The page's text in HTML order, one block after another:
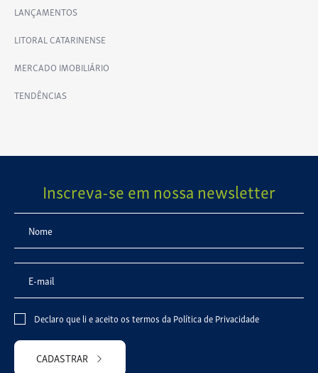
LANÇAMENTOS
LITORAL CATARINENSE
MERCADO IMOBILIÁRIO
TENDÊNCIAS
Inscreva-se em nossa newsletter
Declaro que li e aceito os termos da Política de Privacidade
CADASTRAR